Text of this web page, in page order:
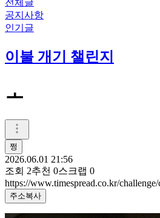
전체글
공지사항
인기글
이불 개기 챌린지
ㅗ
쩡
2026.06.01 21:56
조회 2추천 0스크랩 0
https://www.timespread.co.kr/
주소복사